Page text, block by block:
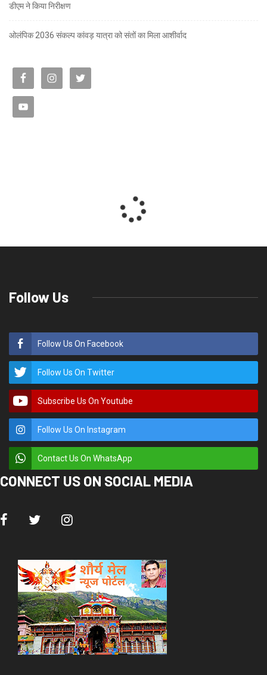
डीएम ने किया निरीक्षण
ओलंपिक 2036 संकल्प कांवड़ यात्रा को संतों का मिला आशीर्वाद
Follow Us
Follow Us On Facebook
Follow Us On Twitter
Subscribe Us On Youtube
Follow Us On Instagram
Contact Us On WhatsApp
CONNECT US ON SOCIAL MEDIA